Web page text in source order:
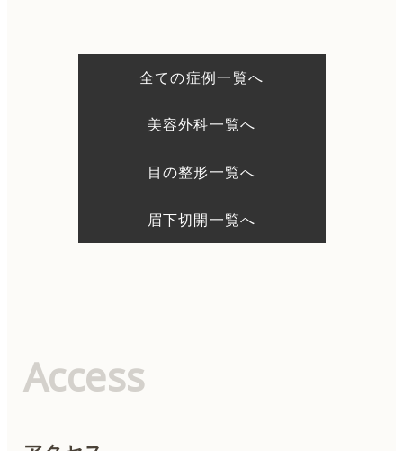
全ての症例一覧へ
美容外科一覧へ
目の整形一覧へ
眉下切開一覧へ
Access